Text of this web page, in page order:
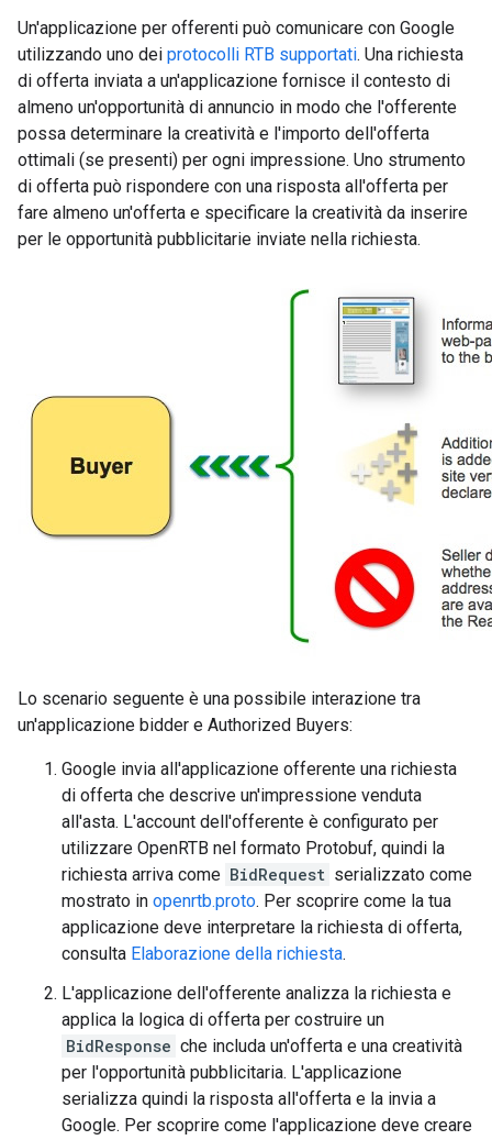
Un'applicazione per offerenti può comunicare con Google
utilizzando uno dei protocolli RTB supportati. Una richiesta
di offerta inviata a un'applicazione fornisce il contesto di
almeno un'opportunità di annuncio in modo che l'offerente
possa determinare la creatività e l'importo dell'offerta
ottimali (se presenti) per ogni impressione. Uno strumento
di offerta può rispondere con una risposta all'offerta per
fare almeno un'offerta e specificare la creatività da inserire
per le opportunità pubblicitarie inviate nella richiesta.
Lo scenario seguente è una possibile interazione tra
un'applicazione bidder e Authorized Buyers:
Google invia all'applicazione offerente una richiesta
di offerta che descrive un'impressione venduta
all'asta. L'account dell'offerente è configurato per
utilizzare OpenRTB nel formato Protobuf, quindi la
richiesta arriva come BidRequest serializzato come
mostrato in openrtb.proto. Per scoprire come la tua
applicazione deve interpretare la richiesta di offerta,
consulta Elaborazione della richiesta.
L'applicazione dell'offerente analizza la richiesta e
applica la logica di offerta per costruire un
BidResponse che includa un'offerta e una creatività
per l'opportunità pubblicitaria. L'applicazione
serializza quindi la risposta all'offerta e la invia a
Google. Per scoprire come l'applicazione deve creare